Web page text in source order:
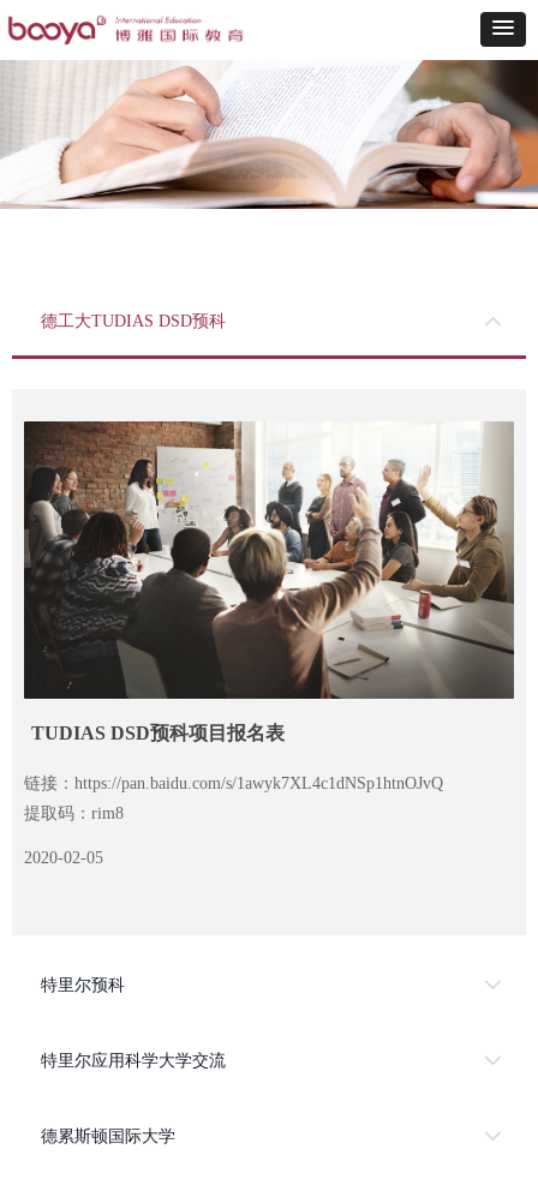
德工大TUDIAS DSD预科
TUDIAS DSD预科项目报名表
链接：https://pan.baidu.com/s/1awyk7XL4c1dNSp1htnOJvQ
提取码：rim8
2020-02-05
特里尔预科
特里尔应用科学大学交流
德累斯顿国际大学